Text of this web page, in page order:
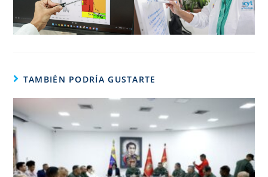
TAMBIÉN PODRÍA GUSTARTE